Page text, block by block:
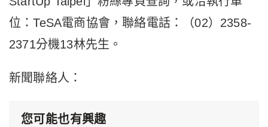
位：TeSA電商協會，聯絡電話：（02）2358-
2371分機13林先生。
新聞聯絡人：
您可能也有興趣